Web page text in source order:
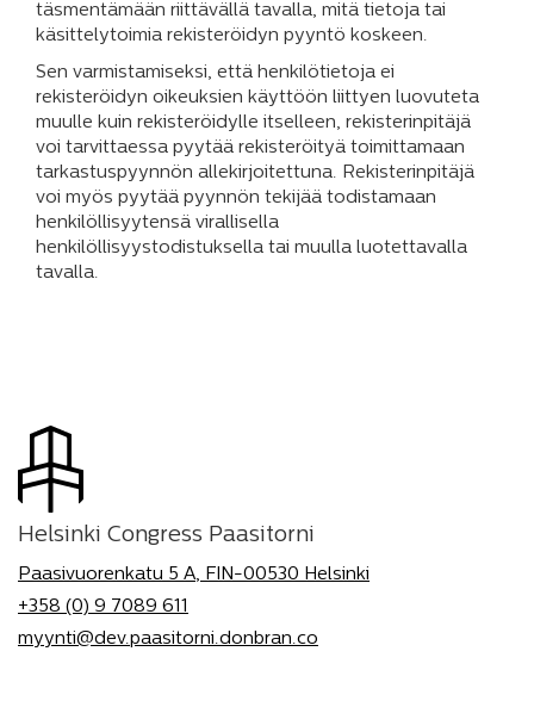
täsmentämään riittävällä tavalla, mitä tietoja tai
käsittelytoimia rekisteröidyn pyyntö koskeen.
Sen varmistamiseksi, että henkilötietoja ei
rekisteröidyn oikeuksien käyttöön liittyen luovuteta
muulle kuin rekisteröidylle itselleen, rekisterinpitäjä
voi tarvittaessa pyytää rekisteröityä toimittamaan
tarkastuspyynnön allekirjoitettuna. Rekisterinpitäjä
voi myös pyytää pyynnön tekijää todistamaan
henkilöllisyytensä virallisella
henkilöllisyystodistuksella tai muulla luotettavalla
tavalla.
Helsinki Congress Paasitorni
Paasivuorenkatu 5 A, FIN-00530 Helsinki
+358 (0) 9 7089 611
myynti@dev.paasitorni.donbran.co